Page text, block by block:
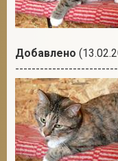
Добавлено